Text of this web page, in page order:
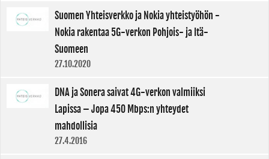
Suomen Yhteisverkko ja Nokia yhteistyöhön -
Nokia rakentaa 5G-verkon Pohjois- ja Itä-
Suomeen
27.10.2020
DNA ja Sonera saivat 4G-verkon valmiiksi
Lapissa – Jopa 450 Mbps:n yhteydet
mahdollisia
27.4.2016